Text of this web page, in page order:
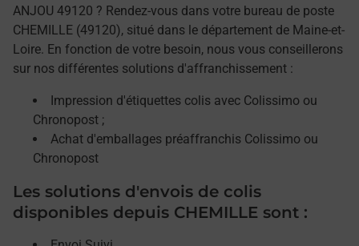
ANJOU 49120 ? Rendez-vous dans votre bureau de poste
CHEMILLE (49120), situé dans le département de Maine-et-
Loire. En fonction de votre besoin, nous vous conseillerons
sur nos différentes solutions d'affranchissement :
Impression d'étiquettes colis avec Colissimo ou
Chronopost ;
Achat d'emballages préaffranchis Colissimo ou
Chronopost
Les solutions d'envois de colis
disponibles depuis CHEMILLE sont :